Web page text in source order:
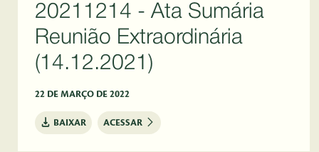
20211214 - Ata Sumária
Reunião Extraordinária
(14.12.2021)
22 DE MARÇO DE 2022
BAIXAR ACESSAR